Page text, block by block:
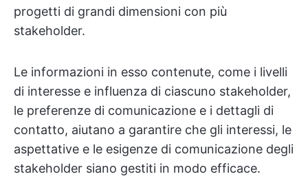
progetti di grandi dimensioni con più
stakeholder.
Le informazioni in esso contenute, come i livelli
di interesse e influenza di ciascuno stakeholder,
le preferenze di comunicazione e i dettagli di
contatto, aiutano a garantire che gli interessi, le
aspettative e le esigenze di comunicazione degli
stakeholder siano gestiti in modo efficace.